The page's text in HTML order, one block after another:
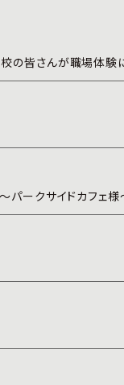
の皆さんが職場体験
パークサイドカフェ様